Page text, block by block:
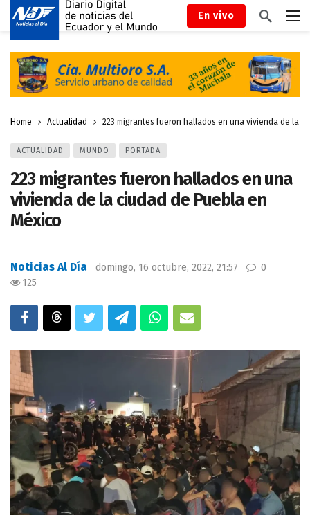
En vivo
Home Actualidad 223 migrantes fueron hallados en una vivienda de la
ACTUALIDAD MUNDO PORTADA
223 migrantes fueron hallados en una
vivienda de la ciudad de Puebla en
México
Noticias Al Día domingo, 16 octubre, 2022, 21:57
0
125